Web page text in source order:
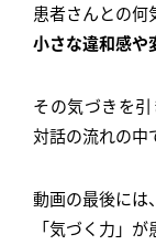
患者さんとの何
小さな違和感や
その気づきを
対話の流れの中
動画の最後には、
「気づく力」